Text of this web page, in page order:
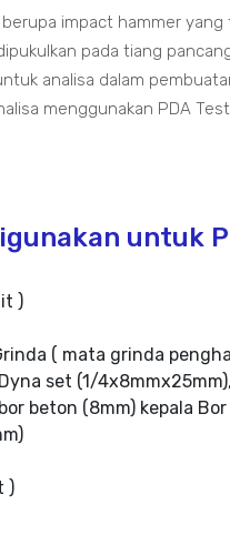
impact hammer
pada tiang
analisa dalam
menggunakan PDA
untuk
)
( mata grinda
set (1/
beton (8mm) kepala
)